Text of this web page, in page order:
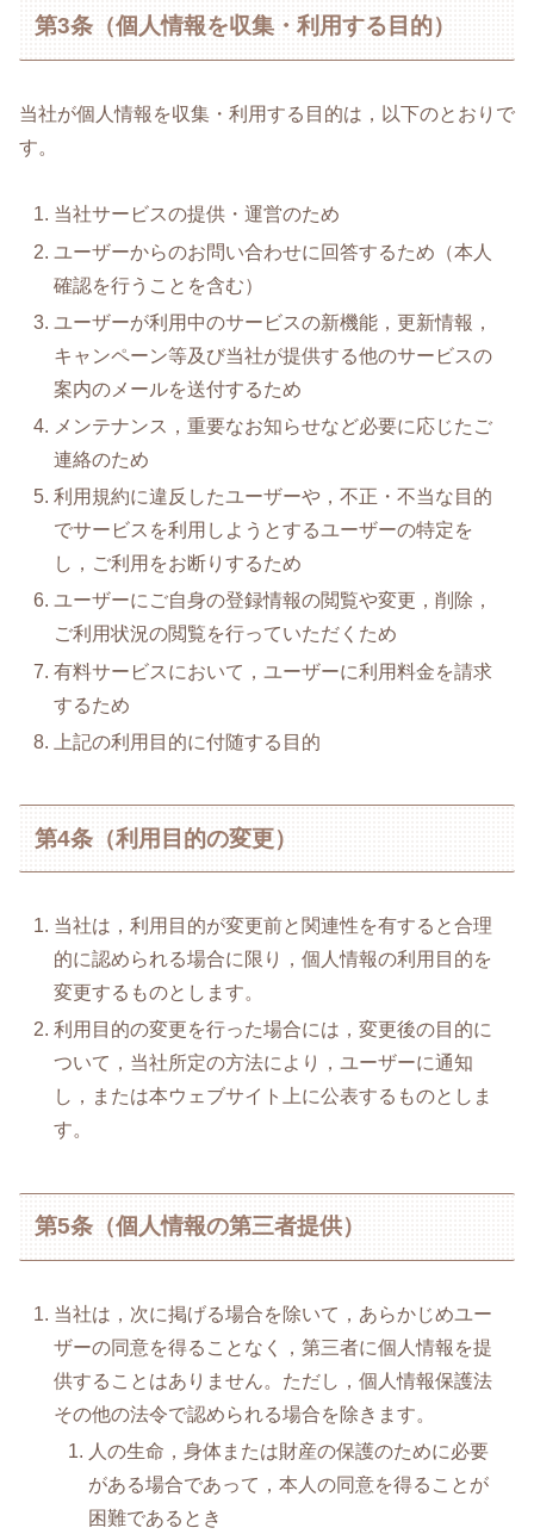
第3条（個人情報を収集・利用する目的）
当社が個人情報を収集・利用する目的は，以下のとおりで
す。
当社サービスの提供・運営のため
ユーザーからのお問い合わせに回答するため（本人
確認を行うことを含む）
ユーザーが利用中のサービスの新機能，更新情報，
キャンペーン等及び当社が提供する他のサービスの
案内のメールを送付するため
メンテナンス，重要なお知らせなど必要に応じたご
連絡のため
利用規約に違反したユーザーや，不正・不当な目的
でサービスを利用しようとするユーザーの特定を
し，ご利用をお断りするため
ユーザーにご自身の登録情報の閲覧や変更，削除，
ご利用状況の閲覧を行っていただくため
有料サービスにおいて，ユーザーに利用料金を請求
するため
上記の利用目的に付随する目的
第4条（利用目的の変更）
当社は，利用目的が変更前と関連性を有すると合理
的に認められる場合に限り，個人情報の利用目的を
変更するものとします。
利用目的の変更を行った場合には，変更後の目的に
ついて，当社所定の方法により，ユーザーに通知
し，または本ウェブサイト上に公表するものとしま
す。
第5条（個人情報の第三者提供）
当社は，次に掲げる場合を除いて，あらかじめユー
ザーの同意を得ることなく，第三者に個人情報を提
供することはありません。ただし，個人情報保護法
その他の法令で認められる場合を除きます。
人の生命，身体または財産の保護のために必要
がある場合であって，本人の同意を得ることが
困難であるとき